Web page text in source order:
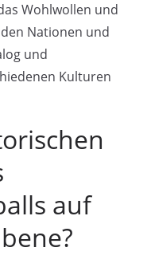
Wohlwollen und
Nationen und
und
Kulturen
auf